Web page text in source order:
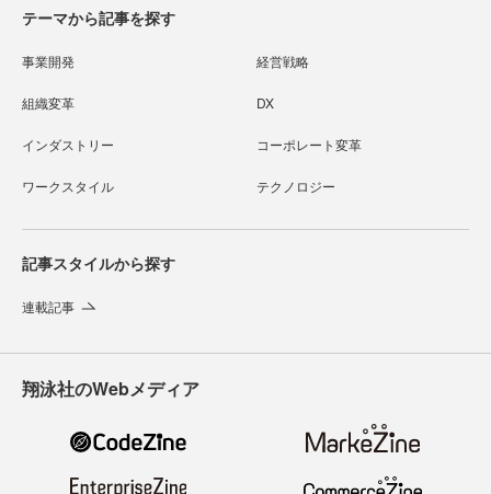
テーマから記事を探す
事業開発 経営戦略
組織変革 DX
インダストリー コーポレート変革
ワークスタイル テクノロジー
記事スタイルから探す
連載記事
翔泳社のWebメディア